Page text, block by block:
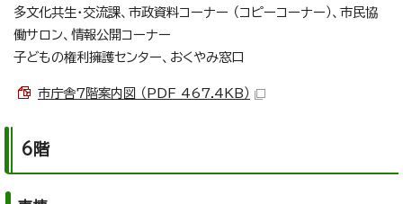
多文化共生・交流課、市政資料コーナー （コピーコーナー）、市民協
働サロン、情報公開コーナー
子どもの権利擁護センター、おくやみ窓口
市庁舎7階案内図 （PDF 467.4KB）
6階